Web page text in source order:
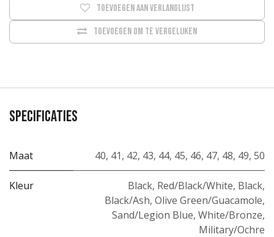
Toevoegen om te vergelijken
Toevoegen aan verlanglijst
Specificaties
Maat 40, 41, 42, 43, 44, 45, 46, 47, 48, 49, 50
Kleur Black, Red/Black/White, Black,
Black/Ash, Olive Green/Guacamole,
Sand/Legion Blue, White/Bronze,
Military/Ochre